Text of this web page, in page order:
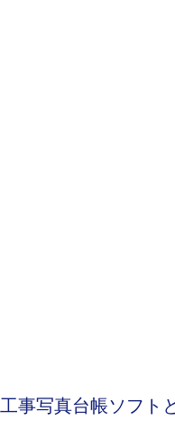
工事写真台帳ソフト